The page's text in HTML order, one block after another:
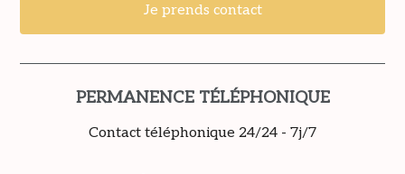
Je prends contact
PERMANENCE TÉLÉPHONIQUE
Contact téléphonique 24/24 - 7j/7